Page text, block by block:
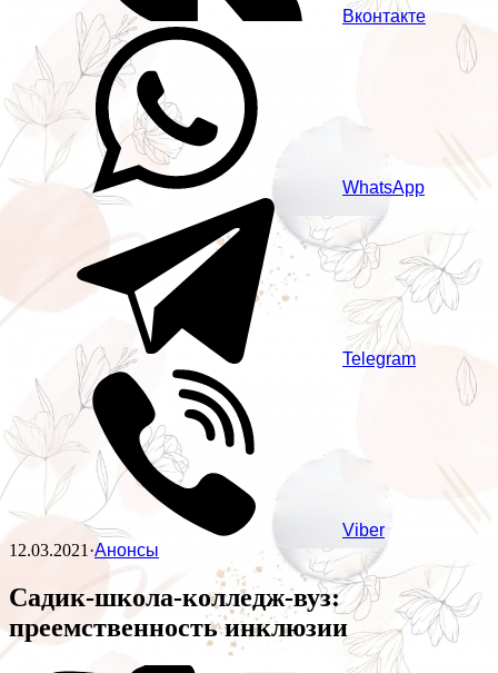
Вконтакте
WhatsApp
Telegram
Viber
12.03.2021·Анонсы
Садик-школа-колледж-вуз:
преемственность инклюзии